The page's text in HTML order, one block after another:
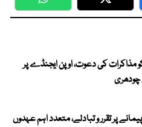
WhatsApp Twitter
مذاکرات کی دعوت، اوپن ایجنڈے پر
پر تقرر و تبادلے، متعدد اہم عہدوں